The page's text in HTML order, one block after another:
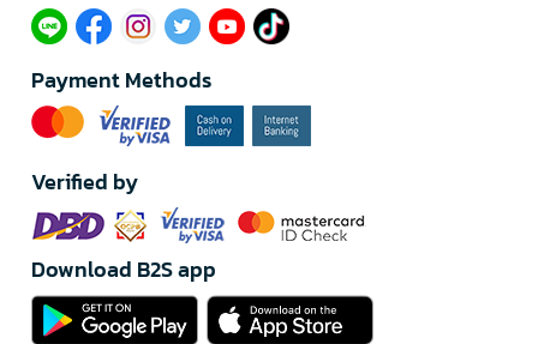
Payment Methods
Verified by
Download B2S app